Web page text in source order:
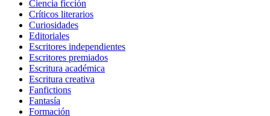
Ciencia ficción
Críticos literarios
Curiosidades
Editoriales
Escritores independientes
Escritores premiados
Escritura académica
Escritura creativa
Fanfictions
Fantasía
Formación